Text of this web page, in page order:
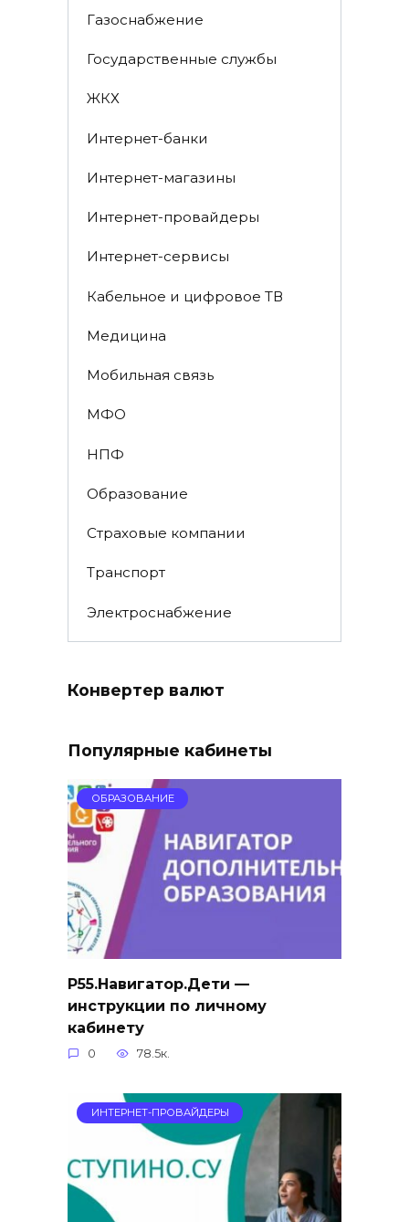
Газоснабжение
Государственные службы
ЖКХ
Интернет-банки
Интернет-магазины
Интернет-провайдеры
Интернет-сервисы
Кабельное и цифровое ТВ
Медицина
Мобильная связь
МФО
НПФ
Образование
Страховые компании
Транспорт
Электроснабжение
Конвертер валют
Популярные кабинеты
ОБРАЗОВАНИЕ
Р55.Навигатор.Дети —
инструкции по личному
кабинету
0 78.5к.
ИНТЕРНЕТ-ПРОВАЙДЕРЫ